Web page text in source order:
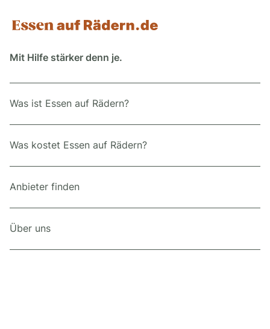
Mit Hilfe stärker denn je.
Was ist Essen auf Rädern?
Was kostet Essen auf Rädern?
Anbieter finden
Über uns